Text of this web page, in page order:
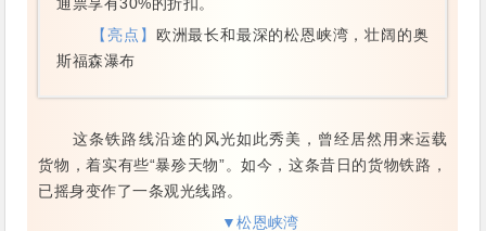
【亮点】 欧洲最长和最深的松恩峡湾，壮阔的奥
斯福森瀑布
这条铁路线沿途的风光如此秀美，曾经居然用来运载
货物，着实有些“暴殄天物”。如今，这条昔日的货物铁路，
已摇身变作了一条观光线路。
▼松恩峡湾